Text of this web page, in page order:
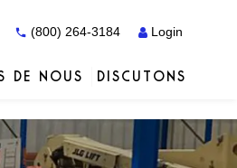
(800) 264-3184 Login
Services
Services
DE NOUS
Actiw
DISCUTONS